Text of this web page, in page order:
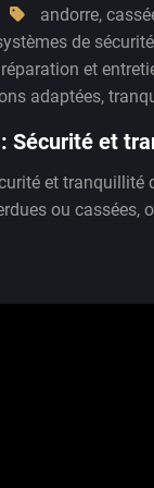
andorre,
de sécurité
réparation et
adaptées,
Sécurité et
et tranquillité
ou cassées,